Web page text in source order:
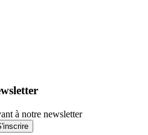
à notre newsletter